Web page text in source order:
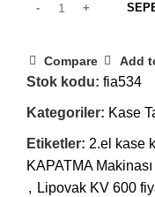
Compare Add
Stok kodu: fia534
Kategoriler: Kase
Etiketler: 2.el kase
KAPATMA Makinası
, Lipovak KV 600